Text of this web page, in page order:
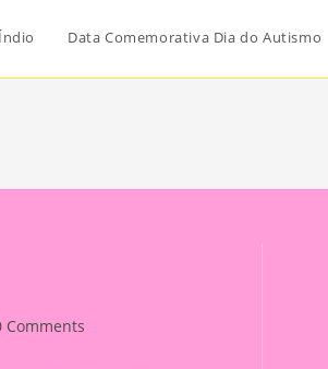
Data Comemorativa Dia do Autismo
Comments